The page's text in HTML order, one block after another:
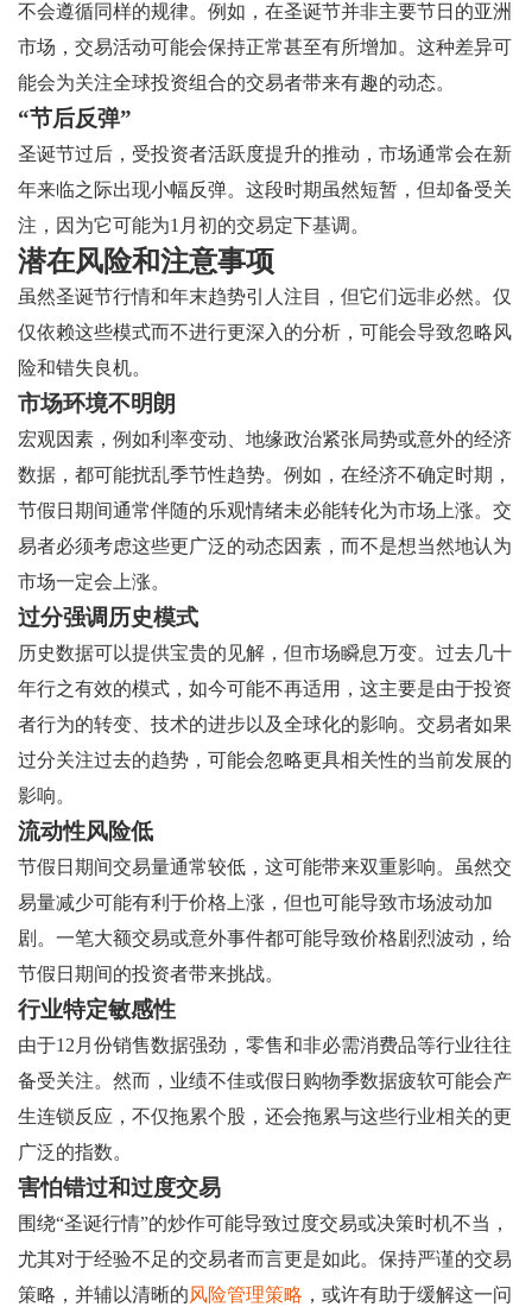
不会遵循同样的规律。例如，在圣诞节并非主要节日的亚洲
市场，交易活动可能会保持正常甚至有所增加。这种差异可
能会为关注全球投资组合的交易者带来有趣的动态。
“节后反弹”
圣诞节过后，受投资者活跃度提升的推动，市场通常会在新
年来临之际出现小幅反弹。这段时期虽然短暂，但却备受关
注，因为它可能为1月初的交易定下基调。
潜在风险和注意事项
虽然圣诞节行情和年末趋势引人注目，但它们远非必然。仅
仅依赖这些模式而不进行更深入的分析，可能会导致忽略风
险和错失良机。
市场环境不明朗
宏观因素，例如利率变动、地缘政治紧张局势或意外的经济
数据，都可能扰乱季节性趋势。例如，在经济不确定时期，
节假日期间通常伴随的乐观情绪未必能转化为市场上涨。交
易者必须考虑这些更广泛的动态因素，而不是想当然地认为
市场一定会上涨。
过分强调历史模式
历史数据可以提供宝贵的见解，但市场瞬息万变。过去几十
年行之有效的模式，如今可能不再适用，这主要是由于投资
者行为的转变、技术的进步以及全球化的影响。交易者如果
过分关注过去的趋势，可能会忽略更具相关性的当前发展的
影响。
流动性风险低
节假日期间交易量通常较低，这可能带来双重影响。虽然交
易量减少可能有利于价格上涨，但也可能导致市场波动加
剧。一笔大额交易或意外事件都可能导致价格剧烈波动，给
节假日期间的投资者带来挑战。
行业特定敏感性
由于12月份销售数据强劲，零售和非必需消费品等行业往往
备受关注。然而，业绩不佳或假日购物季数据疲软可能会产
生连锁反应，不仅拖累个股，还会拖累与这些行业相关的更
广泛的指数。
害怕错过和过度交易
围绕“圣诞行情”的炒作可能导致过度交易或决策时机不当，
尤其对于经验不足的交易者而言更是如此。保持严谨的交易
策略，并辅以清晰的风险管理策略 ，或许有助于缓解这一问